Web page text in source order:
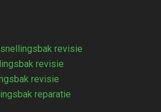
revisie
revisie
revisie
reparatie